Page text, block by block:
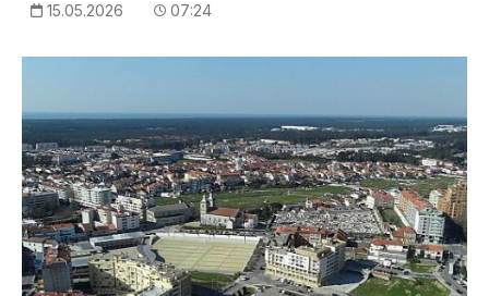
15.05.2026 07:24